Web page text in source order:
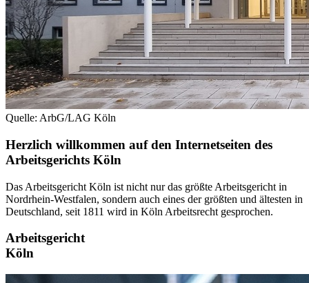
Quelle: ArbG/LAG Köln
Herzlich willkommen auf den Internetseiten des
Arbeitsgerichts Köln
Das Arbeitsgericht Köln ist nicht nur das größte Arbeitsgericht in
Nordrhein-Westfalen, sondern auch eines der größten und ältesten in
Deutschland, seit 1811 wird in Köln Arbeitsrecht gesprochen.
Arbeitsgericht
Köln